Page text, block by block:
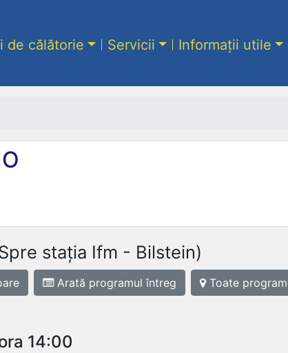
de călătorie Servicii Informații utile
stația Ifm - Bilstein)
Arată programul întreg Toate
14:00